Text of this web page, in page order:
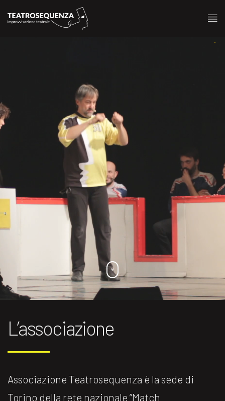
L’associazione
Associazione Teatrosequenza è la sede di
Torino della rete nazionale ”Match